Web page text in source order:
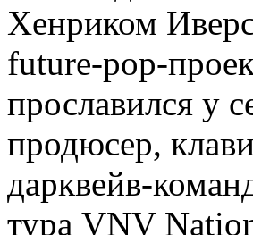
Хенриком
future-pop-
прославился у
продюсер,
дарквейв-
тура VNV